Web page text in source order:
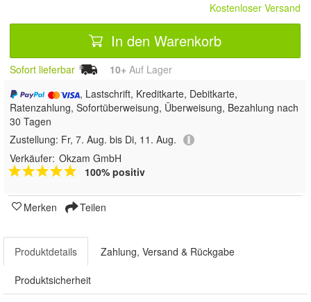
Kostenloser Versand
In den Warenkorb
Sofort lieferbar 10+ Auf Lager
, Lastschrift, Kreditkarte, Debitkarte,
Ratenzahlung, Sofortüberweisung, Überweisung, Bezahlung nach
30 Tagen
Zustellung: Fr, 7. Aug. bis Di, 11. Aug.
Verkäufer: Okzam GmbH
100% positiv
Merken Teilen
Produktdetails Zahlung, Versand & Rückgabe
Produktsicherheit